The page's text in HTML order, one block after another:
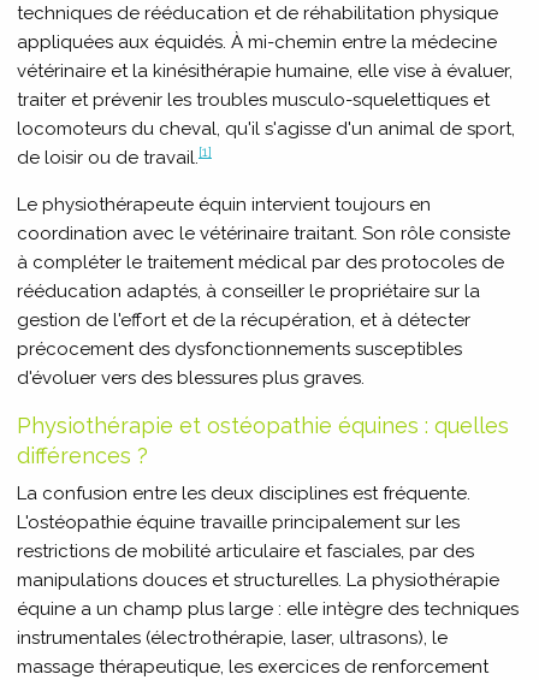
techniques de rééducation et de réhabilitation physique
appliquées aux équidés. À mi-chemin entre la médecine
vétérinaire et la kinésithérapie humaine, elle vise à évaluer,
traiter et prévenir les troubles musculo-squelettiques et
locomoteurs du cheval, qu'il s'agisse d'un animal de sport,
de loisir ou de travail.[1]
Le physiothérapeute équin intervient toujours en
coordination avec le vétérinaire traitant. Son rôle consiste
à compléter le traitement médical par des protocoles de
rééducation adaptés, à conseiller le propriétaire sur la
gestion de l'effort et de la récupération, et à détecter
précocement des dysfonctionnements susceptibles
d'évoluer vers des blessures plus graves.
Physiothérapie et ostéopathie équines : quelles
différences ?
La confusion entre les deux disciplines est fréquente.
L'ostéopathie équine travaille principalement sur les
restrictions de mobilité articulaire et fasciales, par des
manipulations douces et structurelles. La physiothérapie
équine a un champ plus large : elle intègre des techniques
instrumentales (électrothérapie, laser, ultrasons), le
massage thérapeutique, les exercices de renforcement